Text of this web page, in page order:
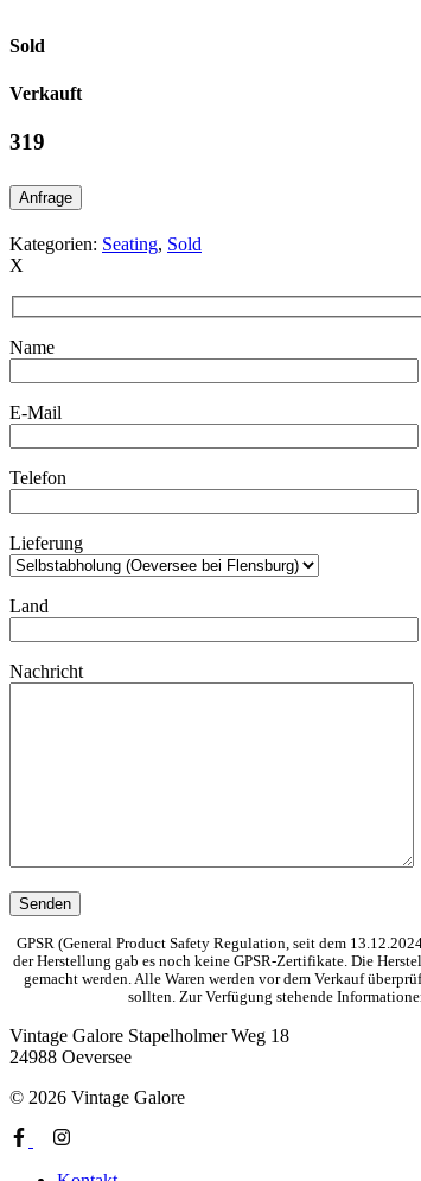
Sold
Verkauft
319
Anfrage
Kategorien: Seating, Sold
X
Name
E-Mail
Telefon
Lieferung
Land
Nachricht
GPSR (General Product Safety Regulation, seit dem
der Herstellung gab es noch keine GPSR-Zertifikate. Die
gemacht werden. Alle Waren werden vor dem Verkauf
sollten. Zur Verfügung stehende
Vintage Galore Stapelholmer Weg 18
24988 Oeversee
© 2026 Vintage Galore